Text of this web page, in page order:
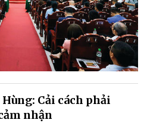
Cải cách phải
nhận